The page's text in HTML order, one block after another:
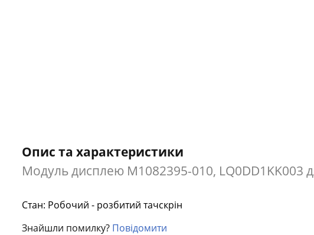
Опис та характеристики
Модуль дисплею M1082395-010, LQ0DD1KK003
Стан: Робочий - розбитий тачскрін
Знайшли помилку? Повідомити